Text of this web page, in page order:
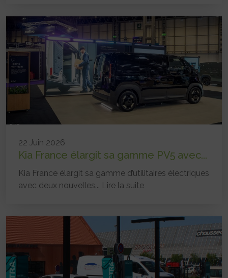
22 Juin 2026
Kia France élargit sa gamme PV5 avec...
Kia France élargit sa gamme d’utilitaires électriques
avec deux nouvelles... Lire la suite